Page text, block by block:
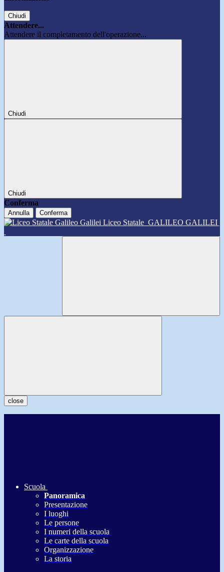
Chiudi
Attendere...
Attendere il completamento dell'operazione...
Chiudi
Chiudi
Conferma
Annulla Conferma
Liceo Statale GALILEO GALILEI
close
Scuola
Panoramica
Presentazione
I luoghi
Le persone
I numeri della scuola
Le carte della scuola
Organizzazione
La storia